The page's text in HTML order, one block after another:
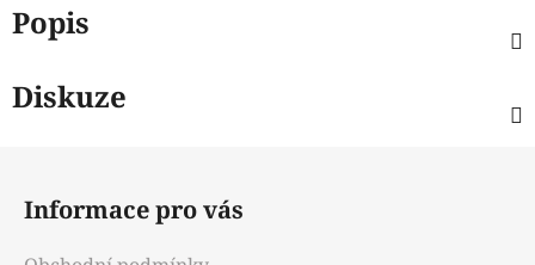
Popis
Diskuze
Informace pro vás